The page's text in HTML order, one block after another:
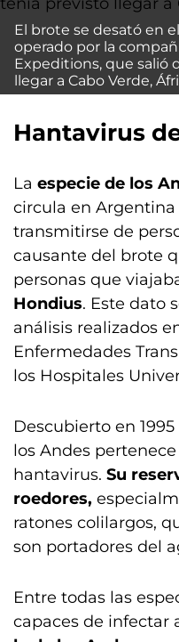
El brote se desató en
operado por la
Expeditions, que salió
llegar a Cabo Verde,
Hantavirus
La especie de los
circula en Argentina
transmitirse de
causante del brote
personas que
Hondius. Este dato
análisis realizados
Enfermedades
los Hospitales
Descubierto en
los Andes
hantavirus. Su
roedores,
ratones colilargos,
son portadores del
Entre todas las
capaces de infectar